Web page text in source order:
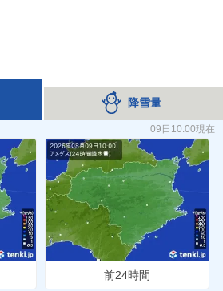
降雪量
09日10:00現在
前24時間